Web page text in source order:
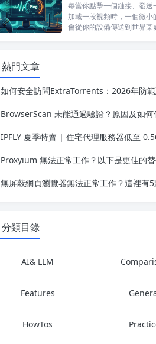
每當你點擊一個鏈接、發送
加載一段視頻時，一個微小
會從你的設備傳送到世界某
熱門文章
如何安全訪問ExtraTorrents：2026年防範惡意軟件和網絡釣
BrowserScan 未能通過驗證？原因及如何使用住宅
IPFLY 夏季特賣 | 住宅代理服務器低至 0.56 美元/GB，靜態 IP 低
Proxyium 無法正常工作？以下是更佳的替代方案，助您實現安全、私
無屏蔽網頁瀏覽器無法正常工作？這裡有5款可靠的
分類目錄
AI& LLM
Features
HowTos